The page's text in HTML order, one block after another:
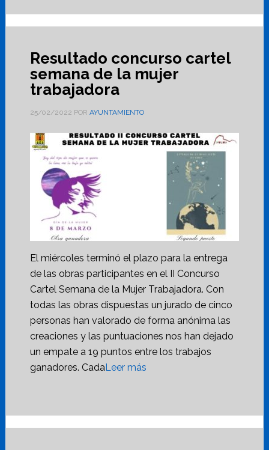
Resultado concurso cartel
semana de la mujer
trabajadora
25/02/2022 POR AYUNTAMIENTO
El miércoles terminó el plazo para la entrega
de las obras participantes en el II Concurso
Cartel Semana de la Mujer Trabajadora. Con
todas las obras dispuestas un jurado de cinco
personas han valorado de forma anónima las
creaciones y las puntuaciones nos han dejado
un empate a 19 puntos entre los trabajos
ganadores. CadaLeer más